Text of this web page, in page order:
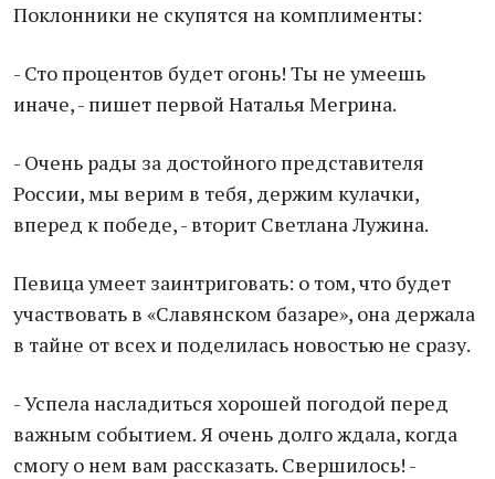
Поклонники не скупятся на комплименты:
- Сто процентов будет огонь! Ты не умеешь
иначе, - пишет первой Наталья Мегрина.
- Очень рады за достойного представителя
России, мы верим в тебя, держим кулачки,
вперед к победе, - вторит Светлана Лужина.
Певица умеет заинтриговать: о том, что будет
участвовать в «Славянском базаре», она держала
в тайне от всех и поделилась новостью не сразу.
- Успела насладиться хорошей погодой перед
важным событием. Я очень долго ждала, когда
смогу о нем вам рассказать. Свершилось! -